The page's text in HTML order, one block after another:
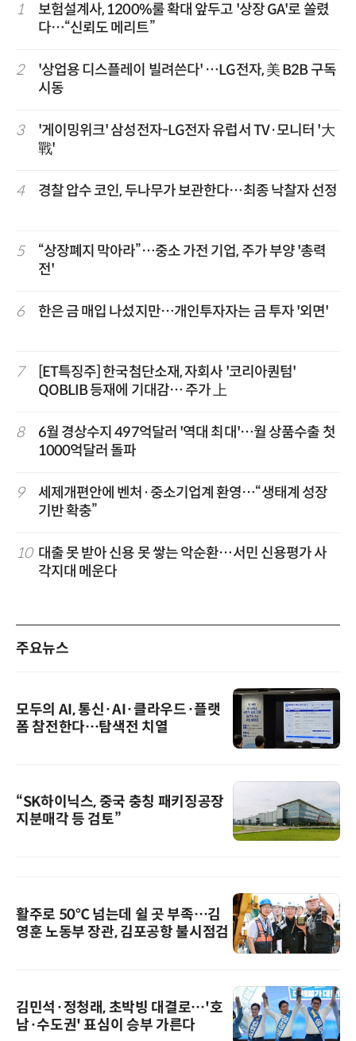
1
보험설계사, 1200%룰 확대 앞두고 '상장 GA'로 쏠렸
다…“신뢰도 메리트”
2
'상업용 디스플레이 빌려쓴다' …LG전자, 美 B2B 구독
시동
3
'게이밍위크' 삼성전자-LG전자 유럽서 TV·모니터 '大
戰'
4 경찰 압수 코인, 두나무가 보관한다…최종 낙찰자 선정
5
“상장폐지 막아라”…중소 가전 기업, 주가 부양 '총력
전'
6 한은 금 매입 나섰지만…개인투자자는 금 투자 '외면'
7
[ET특징주] 한국첨단소재, 자회사 '코리아퀀텀'
QOBLIB 등재에 기대감… 주가 上
8
6월 경상수지 497억달러 '역대 최대'…월 상품수출 첫
1000억달러 돌파
9
세제개편안에 벤처·중소기업계 환영…“생태계 성장
기반 확충”
10 대출 못 받아 신용 못 쌓는 악순환…서민 신용평가 사
각지대 메운다
주요뉴스
모두의 AI, 통신·AI·클라우드·플랫
폼 참전한다…탐색전 치열
“SK하이닉스, 중국 충칭 패키징공장
지분매각 등 검토”
활주로 50℃ 넘는데 쉴 곳 부족…김
영훈 노동부 장관, 김포공항 불시점검
김민석·정청래, 초박빙 대결로…'호
남·수도권' 표심이 승부 가른다